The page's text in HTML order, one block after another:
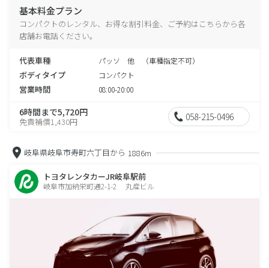
基本料金プラン
コンパクトのレンタル、お得な割引料金、ご予約はこちらから各
店舗お電話ください。
代表車種 パッソ 他 （車種指定不可）
ボディタイプ コンパクト
営業時間 08:00-20:00
6時間まで5,720円
免責補償1,430円 058-215-0496
岐阜県岐阜市寿町六丁目から 1886m
トヨタレンタカーJR岐阜駅前
岐阜市加納栄町通2-1-2 丸産ビル